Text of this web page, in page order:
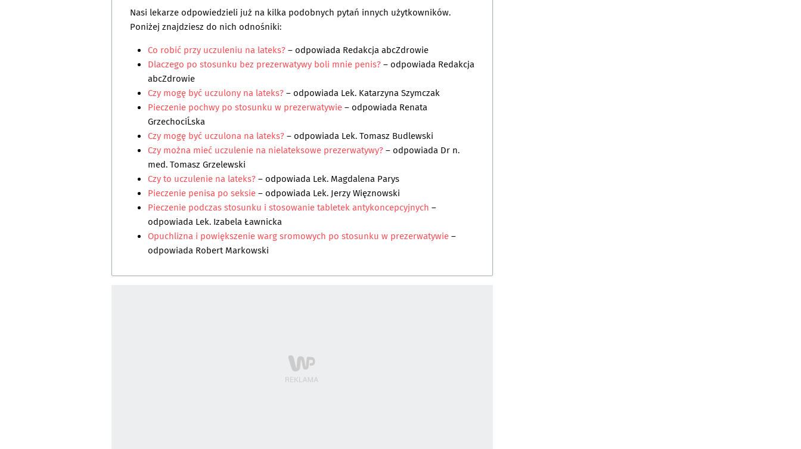
Nasi lekarze odpowiedzieli już na kilka podobnych pytań innych użytkowników.
Poniżej znajdziesz do nich odnośniki:
Co robić przy uczuleniu na lateks?– odpowiada Redakcja abcZdrowie
Dlaczego po stosunku bez prezerwatywy boli mnie penis?– odpowiada Redakcja
abcZdrowie
Czy mogę być uczulony na lateks?– odpowiada Lek. Katarzyna Szymczak
Pieczenie pochwy po stosunku w prezerwatywie– odpowiada Renata
GrzechociĹska
Czy mogę być uczulona na lateks?– odpowiada Lek. Tomasz Budlewski
Czy można mieć uczulenie na nielateksowe prezerwatywy?– odpowiada Dr n.
med. Tomasz Grzelewski
Czy to uczulenie na lateks?– odpowiada Lek. Magdalena Parys
Pieczenie penisa po seksie– odpowiada Lek. Jerzy Więznowski
Pieczenie podczas stosunku i stosowanie tabletek antykoncepcyjnych –
odpowiada Lek. Izabela Ławnicka
Opuchlizna i powiększenie warg sromowych po stosunku w prezerwatywie–
odpowiada Robert Markowski